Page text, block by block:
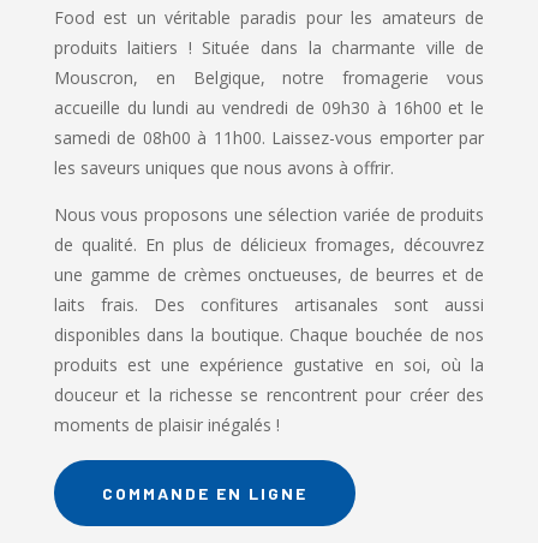
Food est un véritable paradis pour les amateurs de
produits laitiers ! Située dans la charmante ville de
Mouscron, en Belgique, notre fromagerie vous
accueille du lundi au vendredi de 09h30 à 16h00 et le
samedi de 08h00 à 11h00. Laissez-vous emporter par
les saveurs uniques que nous avons à offrir.
Nous vous proposons une sélection variée de produits
de qualité. En plus de délicieux fromages, découvrez
une gamme de crèmes onctueuses, de beurres et de
laits frais. Des confitures artisanales sont aussi
disponibles dans la boutique. Chaque bouchée de nos
produits est une expérience gustative en soi, où la
douceur et la richesse se rencontrent pour créer des
moments de plaisir inégalés !
COMMANDE EN LIGNE